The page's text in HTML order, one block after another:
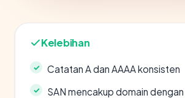
Kelebihan
Catatan A dan AAAA konsisten
SAN mencakup domain